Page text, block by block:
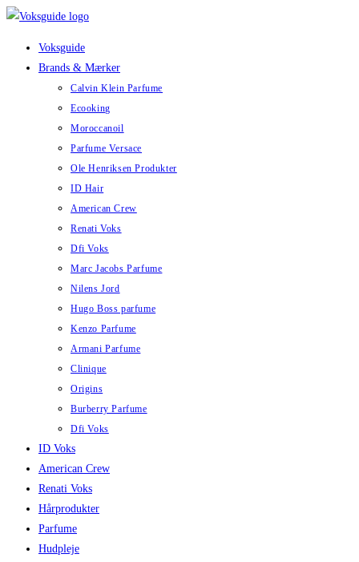
Skip
Voksguide
Brands & Mærker
Calvin Klein Parfume
Ecooking
Moroccanoil
Parfume Versace
Ole Henriksen Produkter
ID Hair
American Crew
Renati Voks
Dfi Voks
Marc Jacobs Parfume
Nilens Jord
Hugo Boss parfume
Kenzo Parfume
Armani Parfume
Clinique
Origins
Burberry Parfume
Dfi Voks
ID Voks
American Crew
Renati Voks
Hårprodukter
Parfume
Hudpleje